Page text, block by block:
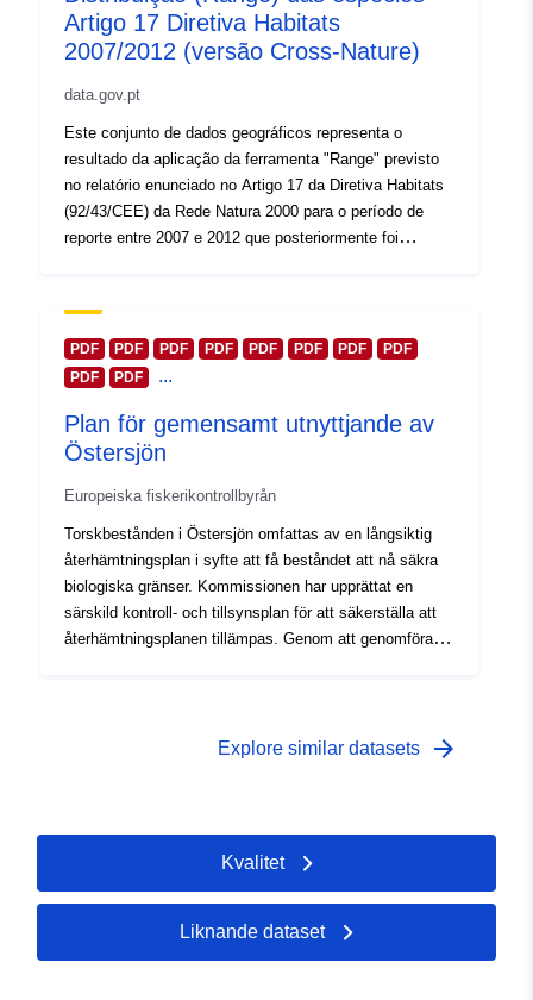
Artigo 17 Diretiva Habitats
2007/2012 (versão Cross-Nature)
data.gov.pt
Este conjunto de dados geográficos representa o
resultado da aplicação da ferramenta "Range" previsto
no relatório enunciado no Artigo 17 da Diretiva Habitats
(92/43/CEE) da Rede Natura 2000 para o período de
reporte entre 2007 e 2012 que posteriormente foi
PDF PDF PDF PDF PDF PDF PDF
PDF
PDF
PDF ...
Plan för gemensamt utnyttjande av
Östersjön
Europeiska fiskerikontrollbyrån
Torskbestånden i Östersjön omfattas av en långsiktig
återhämtningsplan i syfte att få beståndet att nå säkra
biologiska gränser. Kommissionen har upprättat en
särskild kontroll- och tillsynsplan för att säkerställa att
återhämtningsplanen tillämpas. Genom att genomföra
Explore similar datasets arrow_forward
Kvalitet
Liknande dataset